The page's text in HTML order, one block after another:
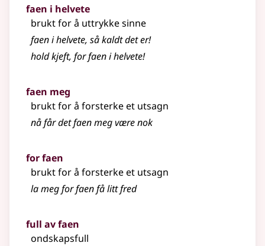
faen i helvete
brukt for å uttrykke sinne
faen i helvete, så kaldt det er!
hold kjeft, for faen i helvete!
faen meg
brukt for å forsterke et utsagn
nå får det faen meg være nok
for faen
brukt for å forsterke et utsagn
la meg for faen få litt fred
full av faen
ondskapsfull